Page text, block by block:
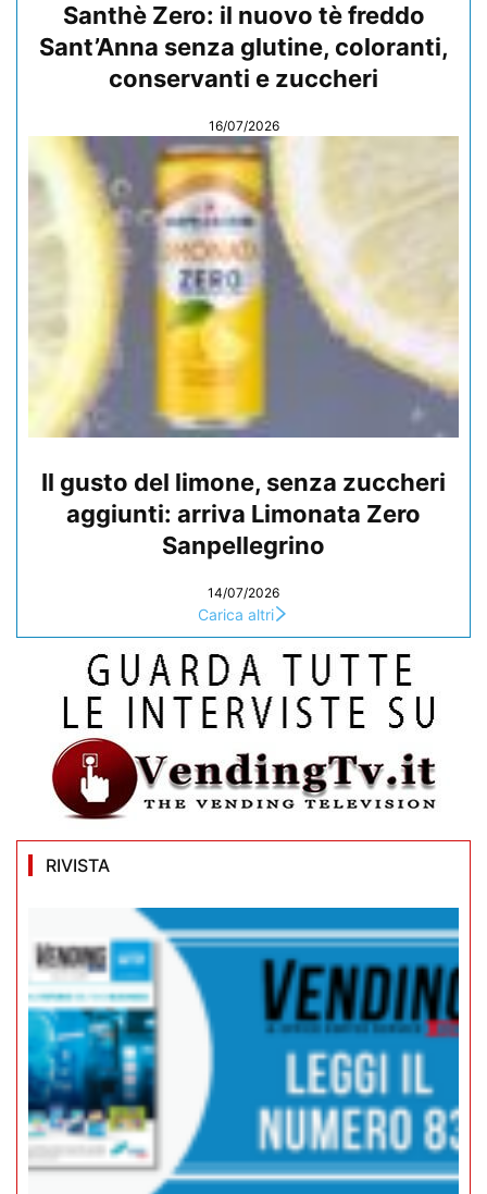
Santhè Zero: il nuovo tè freddo
Sant’Anna senza glutine, coloranti,
conservanti e zuccheri
16/07/2026
Il gusto del limone, senza zuccheri
aggiunti: arriva Limonata Zero
Sanpellegrino
14/07/2026
Carica altri
RIVISTA